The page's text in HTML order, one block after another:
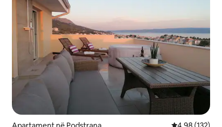
Apartament në Podstrana Vlerësimi
4,98 (132)